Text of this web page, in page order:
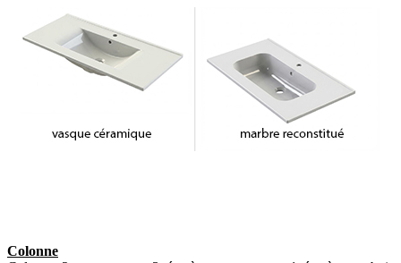
Colonne